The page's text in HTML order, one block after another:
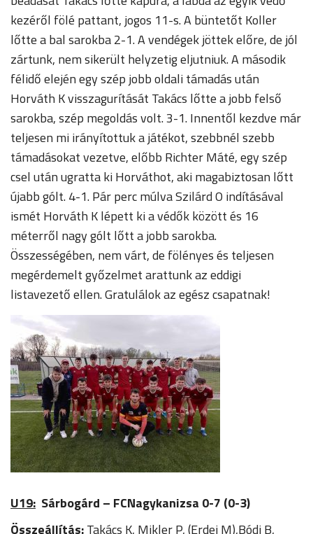
kezéről fölé pattant, jogos 11-s. A büntetőt Koller
lőtte a bal sarokba 2-1. A vendégek jöttek előre, de jól
zártunk, nem sikerült helyzetig eljutniuk. A második
félidő elején egy szép jobb oldali támadás után
Horváth K visszagurítását Takács lőtte a jobb felső
sarokba, szép megoldás volt. 3-1. Innentől kezdve már
teljesen mi irányítottuk a játékot, szebbnél szebb
támadásokat vezetve, előbb Richter Máté, egy szép
csel után ugratta ki Horváthot, aki magabiztosan lőtt
újabb gólt. 4-1. Pár perc múlva Szilárd O indításával
ismét Horváth K lépett ki a védők között és 16
méterről nagy gólt lőtt a jobb sarokba.
Összességében, nem várt, de fölényes és teljesen
megérdemelt győzelmet arattunk az eddigi
listavezető ellen. Gratulálok az egész csapatnak!
U19: Sárbogárd – FCNagykanizsa 0-7 (0-3)
Összeállítás:Takács K, Mikler P, (Erdei M),Bódi B,